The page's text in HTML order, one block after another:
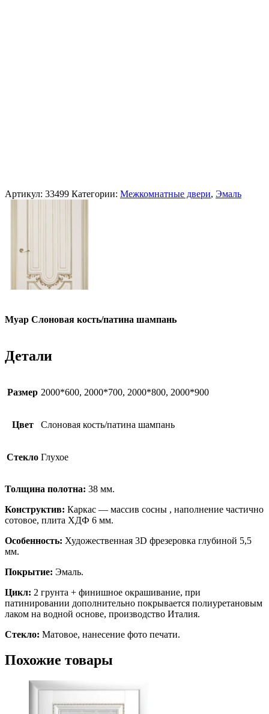
Артикул: 33499 Категории: Межкомнатные двери, Эмаль
Муар Слоновая кость/патина шампань
Детали
Размер 2000*600, 2000*700, 2000*800, 2000*900
Цвет Слоновая кость/патина шампань
Стекло Глухое
Толщина полотна: 38 мм.
Конструктив: Каркас — массив сосны , наполнение частично
сотовое, плита ХДФ 6 мм.
Особенность: Художественная 3D фрезеровка глубиной 5,5
мм.
Покрытие: Эмаль.
Цикл: 2 грунта + финишное окрашивание, при
патинировании дополнительно покрывается полиуретановым
лаком на водной основе, производство Италия.
Стекло: Матовое, нанесение фото печати.
Похожие товары